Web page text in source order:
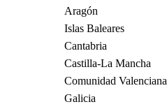
Aragón
Islas Baleares
Cantabria
Castilla-La Mancha
Comunidad Valenciana
Galicia